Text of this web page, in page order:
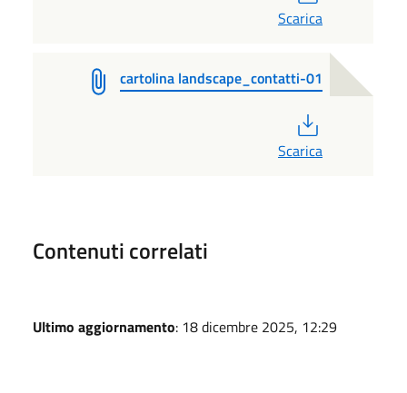
Scarica
cartolina landscape_contatti-01
Scarica
Contenuti correlati
Ultimo aggiornamento: 18 dicembre 2025, 12:29